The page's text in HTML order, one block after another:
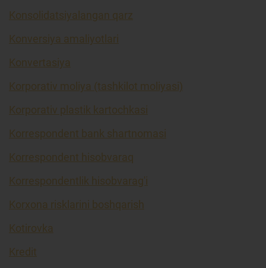
Konsolidatsiyalangan qarz
Konversiya amaliyotlari
Konvertasiya
Korporativ moliya (tashkilot moliyasi)
Korporativ plastik kartochkasi
Korrespondent bank shartnomasi
Korrespondent hisobvaraq
Korrespondentlik hisobvarag'i
Korxona risklarini boshqarish
Kotirovka
Kredit